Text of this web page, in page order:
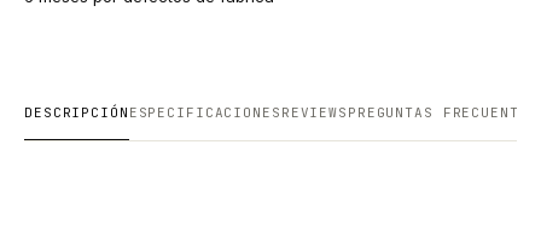
DESCRIPCIÓN ESPECIFICACIONES REVIEWS PREGUNTAS FRECUENTES